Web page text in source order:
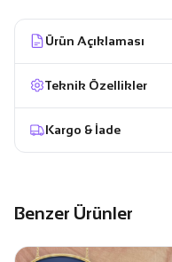
Ürün Açıklaması
Teknik Özellikler
Kargo & İade
Benzer Ürünler